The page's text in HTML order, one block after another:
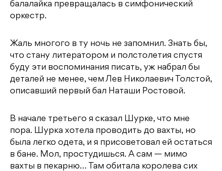
балалайка превращалась в симфонический
оркестр.
Жаль многого в ту ночь не запомнил. Знать бы,
что стану литератором и полстолетия спустя
буду эти воспоминания писать, уж набрал бы
деталей не менее, чем Лев Николаевич Толстой,
описавший первый бал Наташи Ростовой.
В начале третьего я сказал Шурке, что мне
пора. Шурка хотела проводить до вахты, но
была легко одета, и я присоветовал ей остаться
в бане. Мол, простудишься. А сам — мимо
вахты в пекарню… Там обитала королева сих